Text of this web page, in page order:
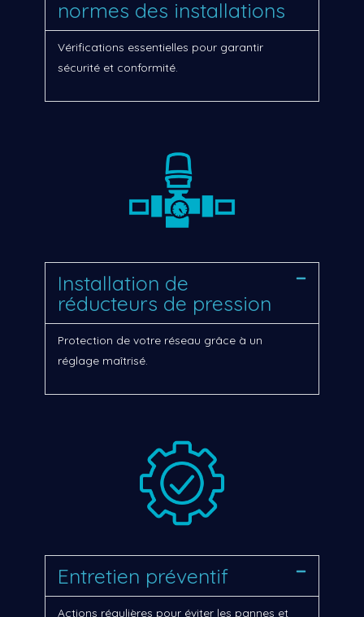
normes des installations
Vérifications essentielles pour garantir
sécurité et conformité.
Installation de
réducteurs de pression
Protection de votre réseau grâce à un
réglage maîtrisé.
Entretien préventif
Actions régulières pour éviter les pannes et